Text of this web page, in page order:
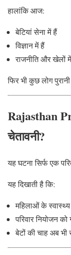
हालांकि आज:
बेटियां सेना में हैं
विज्ञान में हैं
राजनीति और खेलों
फिर भी कुछ लोग
Rajasthan
चेतावनी?
यह घटना सिर्फ एक
यह दिखाती है कि:
महिलाओं के
परिवार नियोजन को
बेटों की चाह अब भी